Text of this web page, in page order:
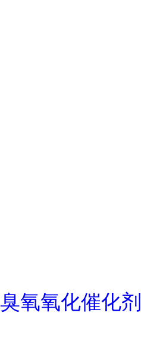
臭氧氧化催化剂